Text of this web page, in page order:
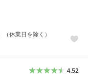
休業日を除く）
4.52